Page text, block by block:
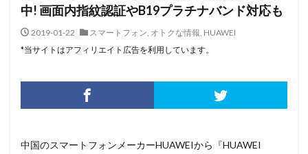
中! 画面内指紋認証やB19プラチナバンド対応も
2019-01-22 スマートフォン, オトクな情報, HUAWEI
*当サイトはアフィリエイト広告を利用しています。
中国のスマートフォンメーカーHUAWEIから『HUAWEI